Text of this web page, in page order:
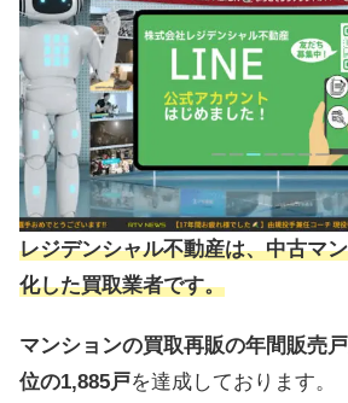
レジデンシャル不動産は、中古マ
化した買取業者です。
マンションの買取再販の年間販売
位の1,885戸を達成しております。